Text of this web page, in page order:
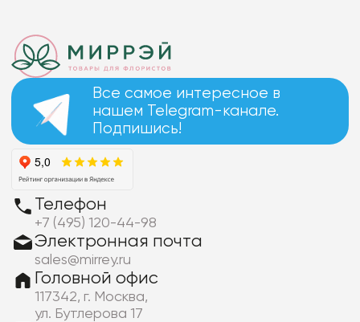
Все самое интересное в
нашем Telegram-канале.
Подпишись!
Телефон
+7 (495) 120-44-98
Электронная почта
sales@mirrey.ru
Головной офис
117342, г. Москва,
ул. Бутлерова 17